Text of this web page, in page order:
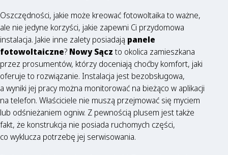
Oszczędności, jakie może kreować fotowoltaika to ważne,
ale nie jedyne korzyści, jakie zapewni Ci przydomowa
instalacja. Jakie inne zalety posiadają panele
fotowoltaiczne? Nowy Sącz to okolica zamieszkana
przez prosumentów, którzy doceniają choćby komfort, jaki
oferuje to rozwiązanie. Instalacja jest bezobsługowa,
a wyniki jej pracy można monitorować na bieżąco w aplikacji
na telefon. Właściciele nie muszą przejmować się myciem
lub odśnieżaniem ogniw. Z pewnością plusem jest także
fakt, że konstrukcja nie posiada ruchomych części,
co wyklucza potrzebę jej serwisowania.